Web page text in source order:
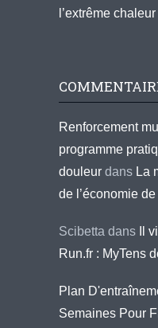
l’extrême
Renforcement
programme
douleur dans La
de l’économie
Scibetta dans
Il
Run.fr : MyTens
Plan
Semaines Pour